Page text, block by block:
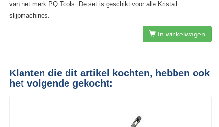
van het merk PQ Tools. De set is geschikt voor alle Kristall
slijpmachines.
In winkelwagen
Klanten die dit artikel kochten, hebben ook
het volgende gekocht: